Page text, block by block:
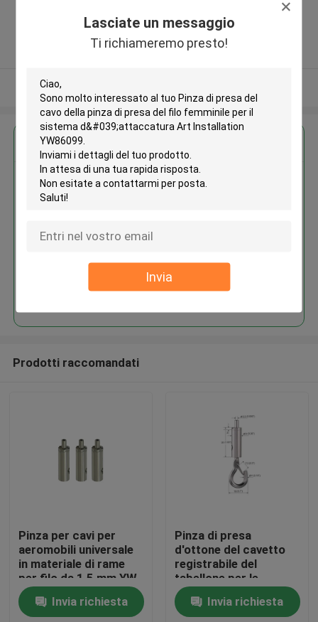
Lasciate un messaggio
Ti richiameremo presto!
Invia
Casa
Prodotti
Video
Guangdong, China ,La CINA
Fornitore verificato
Ottieni il miglior prezzo per
Pinza di presa del cavo della
Installation YW86099
Continua
Prodotti raccomandati
Pinza per cavi per
aeromobili universale
in materiale di rame
per filo da 1,5 mm YW-
86072
Invia richiesta
Pinza di presa
d'ottone del cavetto
registrabile del
tabellone per le
affissioni del segno del
gancio per il sistema
Invia richiesta